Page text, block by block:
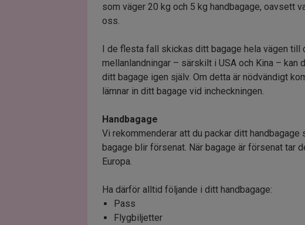
som väger 20 kg och 5 kg handbagage, oavsett
oss.
I de flesta fall skickas ditt bagage hela vägen till
mellanlandningar – särskilt i USA och Kina – kan
ditt bagage igen själv. Om detta är nödvändigt
lämnar in ditt bagage vid incheckningen.
Handbagage
Vi rekommenderar att du packar ditt
bagage blir försenat. När bagage är försenat tar
Europa.
Ha därför alltid följande i ditt handbagage:
Pass
Flygbiljetter